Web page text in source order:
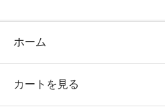
ホーム
カートを見る